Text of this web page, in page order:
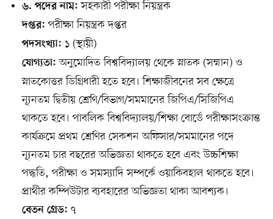
৬. পদের নাম: সহকারী পরীক্ষা নিয়ন্ত্রক
দপ্তর: পরীক্ষা নিয়ন্ত্রক দপ্তর
পদসংখ্যা: ১ (স্থায়ী)
যোগ্যতা: অনুমোদিত বিশ্ববিদ্যালয় থেকে স্নাতক (সম্মান) ও
স্নাতকোত্তর ডিগ্রিধারী হতে হবে। শিক্ষাজীবনের সব ক্ষেত্রে
ন্যূনতম দ্বিতীয় শ্রেণি/বিভাগ/সমমানের জিপিএ/সিজিপিএ
থাকতে হবে। পাবলিক বিশ্ববিদ্যালয়/শিক্ষা বোর্ডে পরীক্ষাসংক্রান্ত
কার্যক্রমে প্রথম শ্রেণির সেকশন অফিসার/সমমানের পদে
ন্যূনতম চার বছরের অভিজ্ঞতা থাকতে হবে এবং উচ্চশিক্ষা
পদ্ধতি, পরীক্ষা ও সমস্যাদি সম্পর্কে ওয়াকিবহাল থাকতে হবে।
প্রার্থীর কম্পিউটার ব্যবহারের অভিজ্ঞতা থাকা আবশ্যক।
বেতন গ্রেড: ৭